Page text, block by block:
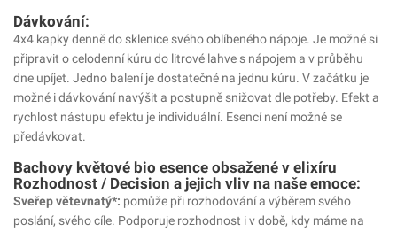
Dávkování:
4x4 kapky denně do sklenice svého oblíbeného nápoje. Je možné si
připravit o celodenní kúru do litrové lahve s nápojem a v průběhu
dne upíjet. Jedno balení je dostatečné na jednu kúru. V začátku je
možné i dávkování navýšit a postupně snižovat dle potřeby. Efekt a
rychlost nástupu efektu je individuální. Esencí není možné se
předávkovat.
Bachovy květové bio esence obsažené v elixíru
Rozhodnost / Decision a jejich vliv na naše emoce:
Sveřep větevnatý*: pomůže při rozhodování a výběrem svého
poslání, svého cíle. Podporuje rozhodnost i v době, kdy máme na